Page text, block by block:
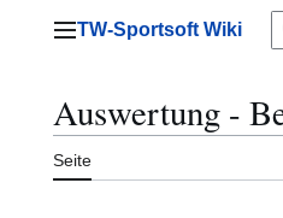
Hauptmenü
TW-Sportsoft Wiki
Auswertung -
Seite